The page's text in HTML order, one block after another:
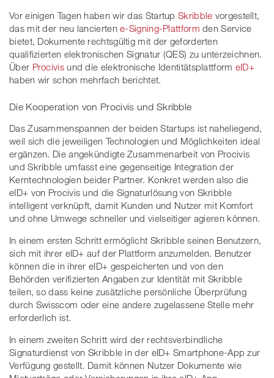
Vor einigen Tagen haben wir das StartupSkribble vorgestellt,
das mit der neu lanciertene-Signing-Plattform den Service
bietet, Dokumente rechtsgültig mit der geforderten
qualifizierten elektronischen Signatur (QES) zu unterzeichnen.
Über Procivisund die elektronische Identitätsplattform eID+
haben wir schon mehrfach berichtet.
Die Kooperation von Procivis und Skribble
Das Zusammenspannen der beiden Startups ist naheliegend,
weil sich die jeweiligen Technologien und Möglichkeiten ideal
ergänzen. Die angekündigte Zusammenarbeit von Procivis
und Skribble umfasst eine gegenseitige Integration der
Kerntechnologien beider Partner. Konkret werden also die
eID+ von Procivis und die Signaturlösung von Skribble
intelligent verknüpft, damit Kunden und Nutzer mit Komfort
und ohne Umwege schneller und vielseitiger agieren können.
In einem ersten Schritt ermöglicht Skribble seinen Benutzern,
sich mit ihrer eID+ auf der Plattform anzumelden. Benutzer
können die in ihrer eID+ gespeicherten und von den
Behörden verifizierten Angaben zur Identität mit Skribble
teilen, so dass keine zusätzliche persönliche Überprüfung
durch Swisscom oder eine andere zugelassene Stelle mehr
erforderlich ist.
In einem zweiten Schritt wird der rechtsverbindliche
Signaturdienst von Skribble in der eID+ Smartphone-App zur
Verfügung gestellt. Damit können Nutzer Dokumente wie